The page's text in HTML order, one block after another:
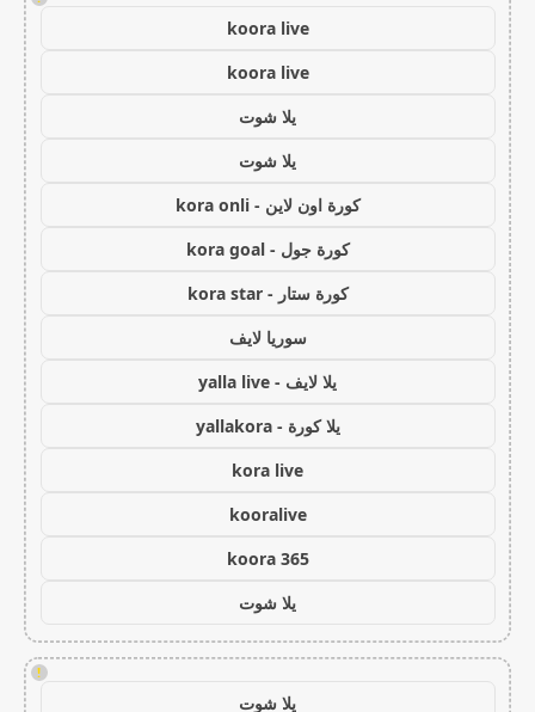
koora live
koora live
يلا شوت
يلا شوت
كورة اون لاين - kora onli
كورة جول - kora goal
كورة ستار - kora star
سوريا لايف
يلا لايف - yalla live
يلا كورة - yallakora
kora live
kooralive
koora 365
يلا شوت
!
يلا شوت